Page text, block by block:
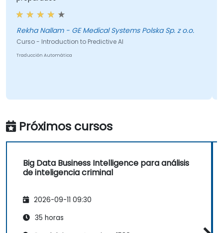
Rekha Nallam - GE Medical Systems Polska Sp. z o.o.
Curso - Introduction to Predictive AI
Traducción Automática
Próximos cursos
Big Data Business Intelligence para análisis
de inteligencia criminal
2026-09-11 09:30
35 horas